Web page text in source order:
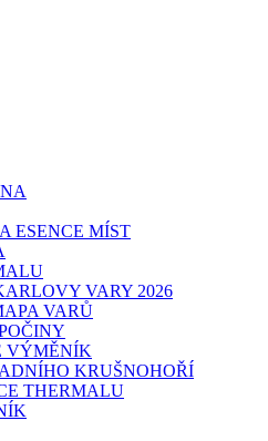
ESENCE MÍST
VARY 2026
VARŮ
VÝMĚNÍK
KRUŠNOHOŘÍ
THERMALU